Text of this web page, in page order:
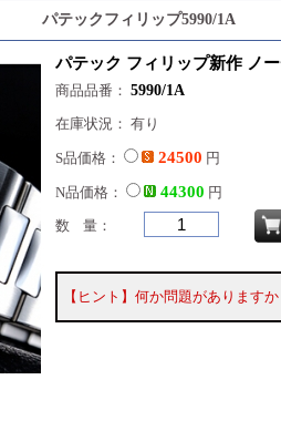
パテックフィリップ5990/1A
パテック フィリップ新作 ノ
商品品番： 5990/1A
在庫状況： 有り
S品価格： 24500 円
N品価格： 44300 円
数 量：
【ヒント】何か問題がありますか